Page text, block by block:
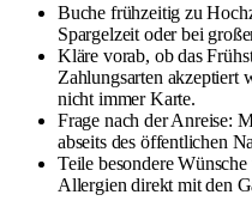
Buche frühzeitig zu
Spargelzeit oder bei
Kläre vorab, ob das
Zahlungsarten akzeptiert
nicht immer Karte.
Frage nach der Anreise:
abseits des öffentlichen
Teile besondere
Allergien direkt mit den